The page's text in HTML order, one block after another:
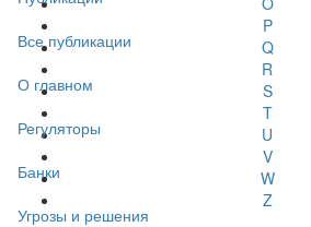
Все публикации
О главном
Регуляторы
Банки
Угрозы и решения
P
Q
R
S
T
U
V
W
Z